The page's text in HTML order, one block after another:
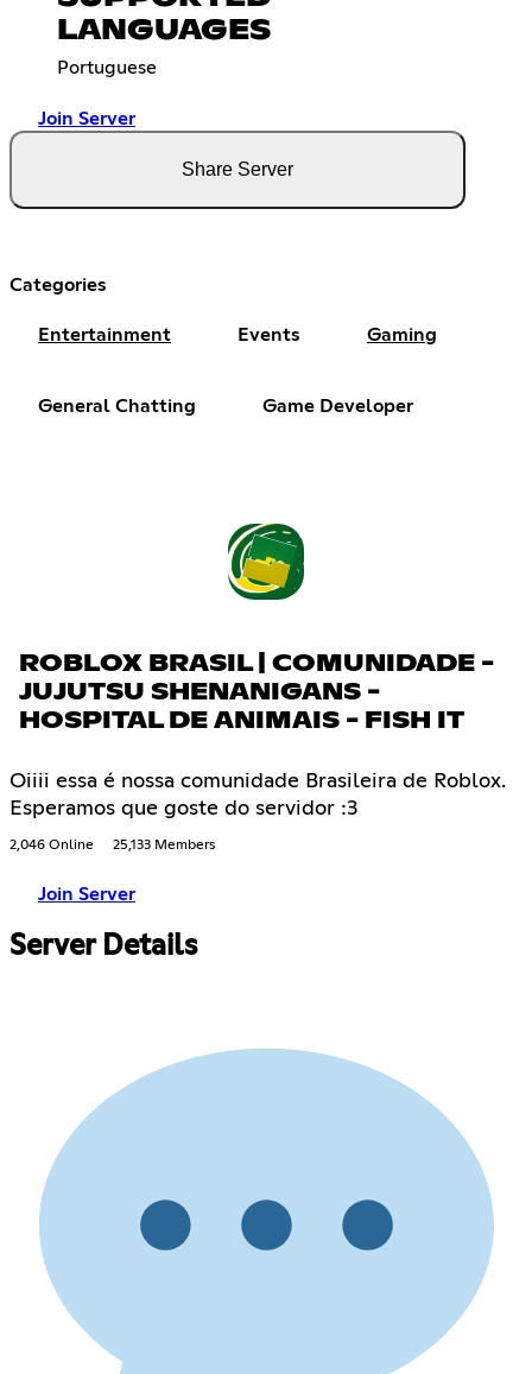
LANGUAGES
Portuguese
Join Server
Share Server
Categories
Entertainment Events Gaming
General Chatting Game Developer
ROBLOX BRASIL | COMUNIDADE -
JUJUTSU SHENANIGANS -
HOSPITAL DE ANIMAIS - FISH IT
Oiiii essa é nossa comunidade Brasileira de Roblox.
Esperamos que goste do servidor :3
2,046 Online 25,133 Members
Join Server
Server Details